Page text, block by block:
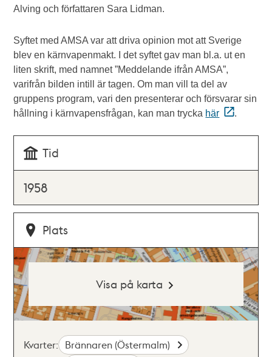
Alving och författaren Sara Lidman.
Syftet med AMSA var att driva opinion mot att Sverige
blev en kärnvapenmakt. I det syftet gav man bl.a. ut en
liten skrift, med namnet ”Meddelande ifrån AMSA”,
varifrån bilden intill är tagen. Om man vill ta del av
gruppens program, vari den presenterar och försvarar sin
hållning i kärnvapensfrågan, kan man trycka här .
Tid
1958
Plats
Visa på karta
Kvarter: Brännaren (Östermalm)